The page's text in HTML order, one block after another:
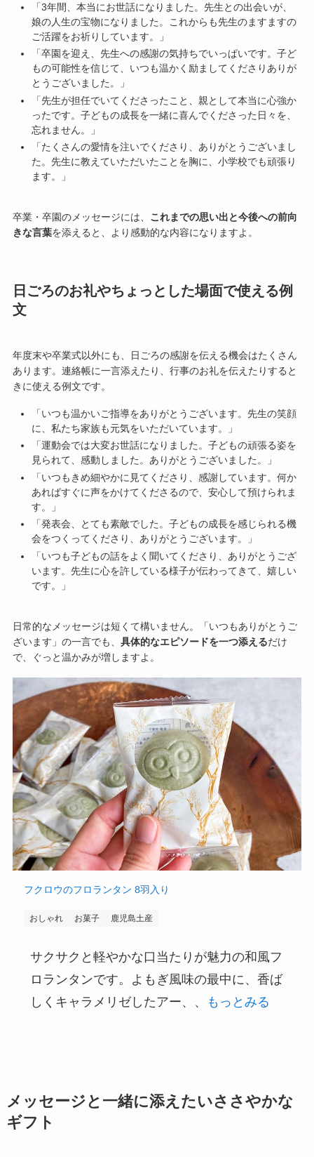
「3年間、本当にお世話になりました。先生との出会いが、
娘の人生の宝物になりました。これからも先生のますますの
ご活躍をお祈りしています。」
「卒園を迎え、先生への感謝の気持ちでいっぱいです。子ど
もの可能性を信じて、いつも温かく励ましてくださりありが
とうございました。」
「先生が担任でいてくださったこと、親として本当に心強か
ったです。子どもの成長を一緒に喜んでくださった日々を、
忘れません。」
「たくさんの愛情を注いでくださり、ありがとうございまし
た。先生に教えていただいたことを胸に、小学校でも頑張り
ます。」
卒業・卒園のメッセージには、 これまでの思い出と今後への前向
きな言葉を添えると、より感動的な内容になりますよ。
日ごろのお礼やちょっとした場面で使える例
文
年度末や卒業式以外にも、日ごろの感謝を伝える機会はたくさん
あります。連絡帳に一言添えたり、行事のお礼を伝えたりすると
きに使える例文です。
「いつも温かいご指導をありがとうございます。先生の笑顔
に、私たち家族も元気をいただいています。」
「運動会では大変お世話になりました。子どもの頑張る姿を
見られて、感動しました。ありがとうございました。」
「いつもきめ細やかに見てくださり、感謝しています。何か
あればすぐに声をかけてくださるので、安心して預けられま
す。」
「発表会、とても素敵でした。子どもの成長を感じられる機
会をつくってくださり、ありがとうございます。」
「いつも子どもの話をよく聞いてくださり、ありがとうござ
います。先生に心を許している様子が伝わってきて、嬉しい
です。」
日常的なメッセージは短くて構いません。「いつもありがとうご
ざいます」の一言でも、 具体的なエピソードを一つ添えるだけ
で、ぐっと温かみが増しますよ。
フクロウのフロランタン 8羽入り
おしゃれ お菓子 鹿児島土産
サクサクと軽やかな口当たりが魅力の和風フ
ロランタンです。よもぎ風味の最中に、香ば
しくキャラメリゼしたアー、、
もっとみる
メッセージと一緒に添えたいささやかな
ギフト